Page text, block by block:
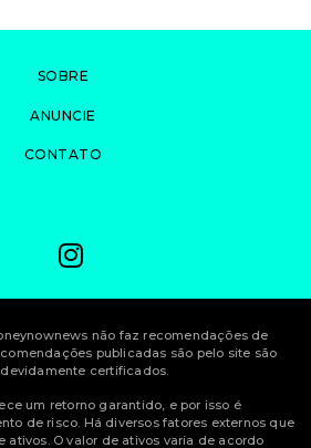
SOBRE
ANUNCIE
CONTATO
não faz recomendações de
publicadas são pelo site são
certificados.
um retorno garantido, e por isso é
de risco. Há diversos fatores externos que
ativos. O valor de ativos varia de acordo